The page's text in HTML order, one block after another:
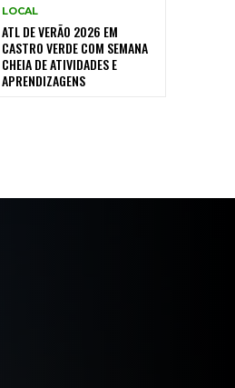
LOCAL
ATL DE VERÃO 2026 EM
CASTRO VERDE COM SEMANA
CHEIA DE ATIVIDADES E
APRENDIZAGENS